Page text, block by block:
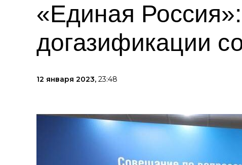
«Единая
догазификации
12 января 2023, 23:48